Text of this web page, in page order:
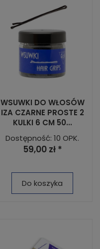
WSUWKI DO WŁOSÓW
IZA CZARNE PROSTE 2
KULKI 6 CM 50...
Dostępność: 10 OPK.
59,00 zł *
Do koszyka